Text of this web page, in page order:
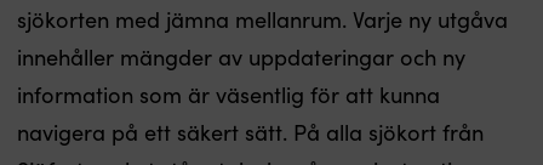
sjökorten med jämna mellanrum. Varje ny utgåva
innehåller mängder av uppdateringar och ny
information som är väsentlig för att kunna
navigera på ett säkert sätt. På alla sjökort från